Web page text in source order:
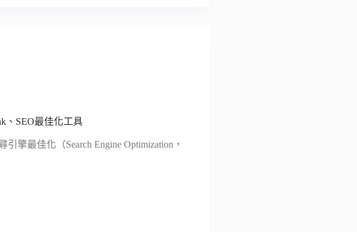
、SEO最佳化工具
擎最佳化（Search Engine Optimization，